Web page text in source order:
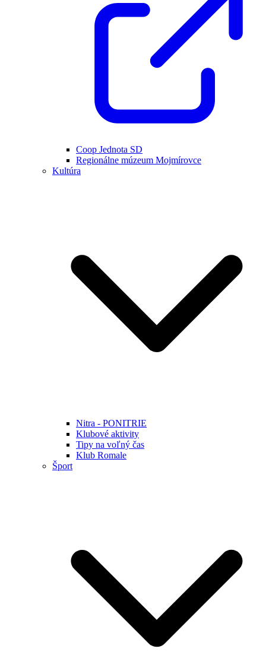
Coop Jednota SD
Regionálne múzeum Mojmírovce
Kultúra
Nitra - PONITRIE
Klubové aktivity
Tipy na voľný čas
Klub Romale
Šport